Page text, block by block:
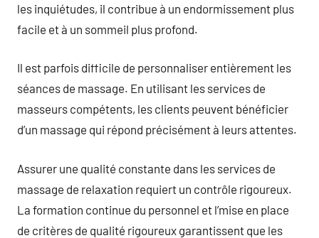
les inquiétudes, il contribue à un endormissement plus
facile et à un sommeil plus profond.
Il est parfois difficile de personnaliser entièrement les
séances de massage. En utilisant les services de
masseurs compétents, les clients peuvent bénéficier
d’un massage qui répond précisément à leurs attentes.
Assurer une qualité constante dans les services de
massage de relaxation requiert un contrôle rigoureux.
La formation continue du personnel et l’mise en place
de critères de qualité rigoureux garantissent que les